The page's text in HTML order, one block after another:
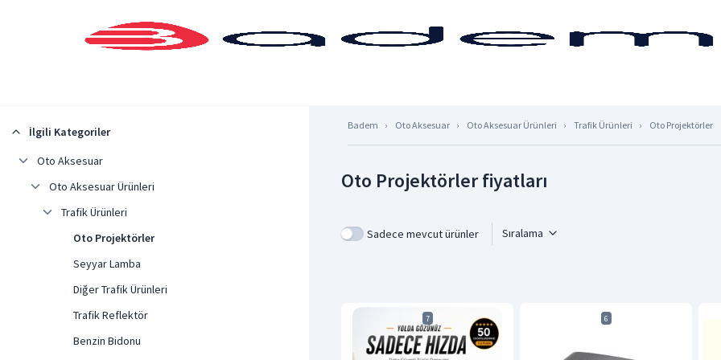
İlgili Kategoriler
Oto Aksesuar
Oto Aksesuar Ürünleri
Trafik Ürünleri
Oto Projektörler
Seyyar Lamba
Diğer Trafik Ürünleri
Trafik Reflektör
Benzin Bidonu
Badem Oto Aksesuar Oto Aksesuar Ürünleri Trafik Ürünleri Oto Projektörler
Oto Projektörler fiyatları
Sadece mevcut ürünler Sıralama
7 6